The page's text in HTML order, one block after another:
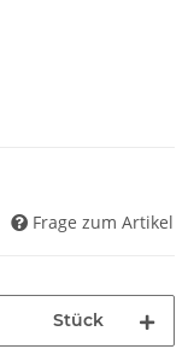
Frage zum Artikel
Stück